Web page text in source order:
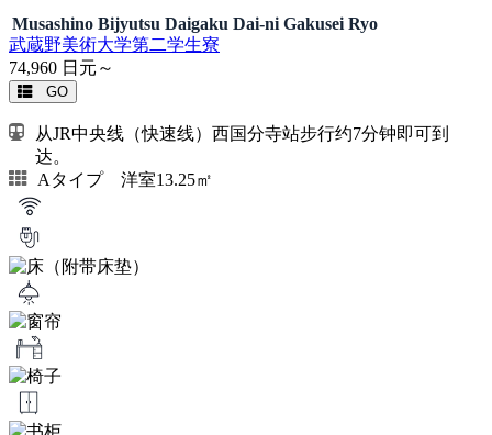
Musashino Bijyutsu Daigaku Dai-ni Gakusei Ryo
武蔵野美術大学第二学生寮
74,960 日元～
GO
从JR中央线（快速线）西国分寺站步行约7分钟即可到
达。
Aタイプ 洋室13.25㎡